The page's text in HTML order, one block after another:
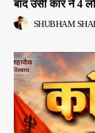
बाद उसी कार ने 4
SHUBHAM